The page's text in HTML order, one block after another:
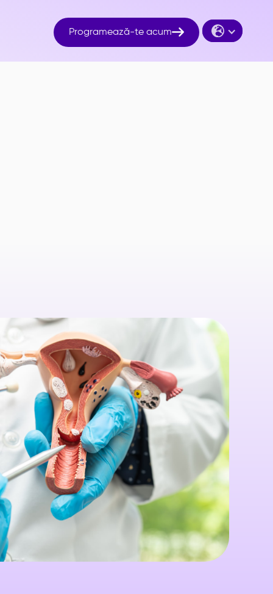
Programează-te acum